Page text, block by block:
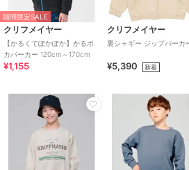
期間限定SALE
クリフメイヤー
【かるくてぽかぽか】かるポ
カパーカー 120cm～170cm
¥1,155
クリフメイヤー
裏シャギー ジップパーカ
¥5,390 新着